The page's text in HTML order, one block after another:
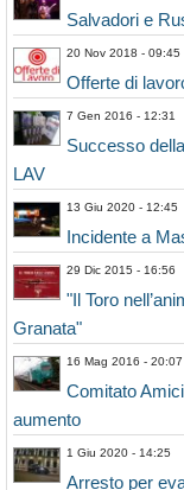
Salvadori e
20 Nov 2018 - 09:45
Offerte di
7 Gen 2016 - 12:31
Successo
LAV
13 Giu 2020 - 12:45
Incidente a
29 Dic 2015 - 16:56
"Il Toro
Granata"
16 Mag 2016 - 20:07
Comitato
aumento
1 Giu 2020 - 14:25
Arresto per